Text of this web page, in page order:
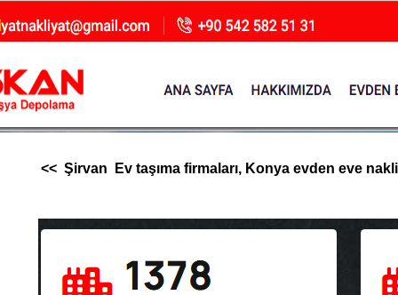
<< Şirvan Ev taşıma firmaları, Konya evden eve